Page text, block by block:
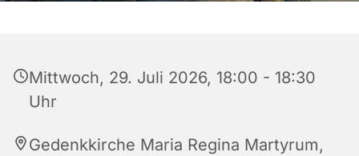
Mittwoch, 29. Juli 2026, 18:00 - 18:30
Uhr
Gedenkkirche Maria Regina Martyrum,